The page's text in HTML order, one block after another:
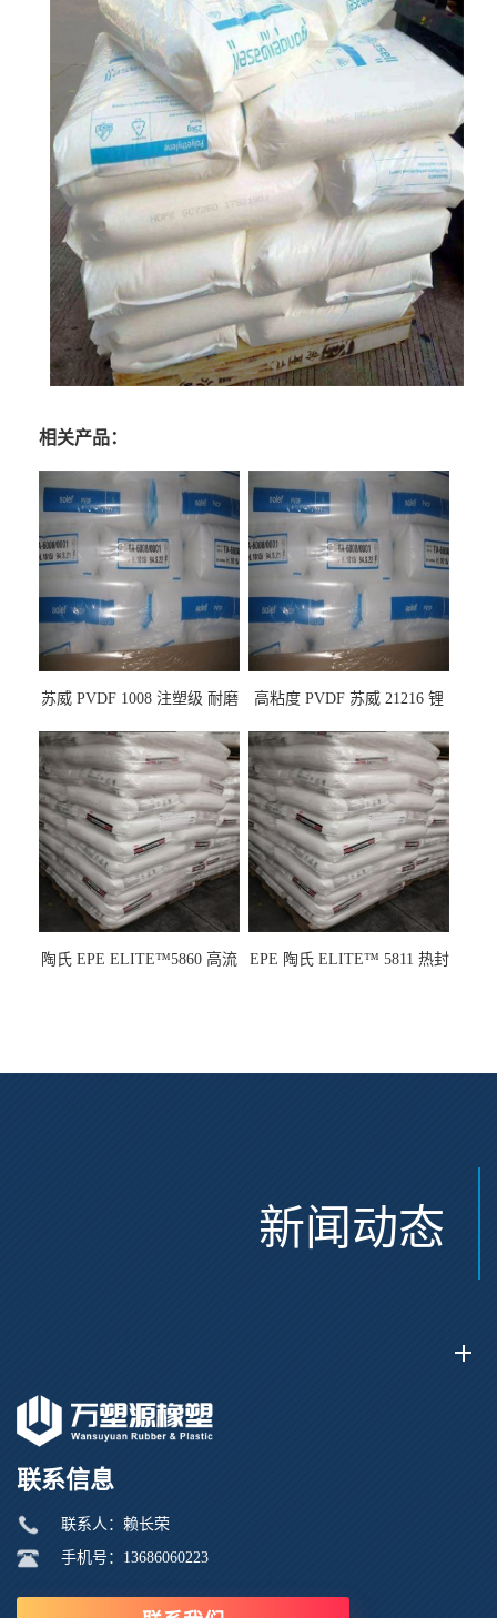
相关产品：
苏威 PVDF 1008 注塑级 耐磨
龙
高粘度 PVDF 苏威 21216 锂
陶氏 EPE ELITE™5860 高流
EPE 陶氏 ELITE™ 5811 热封
新闻动态
联系信息
联系人：赖长荣
手机号：13686060223